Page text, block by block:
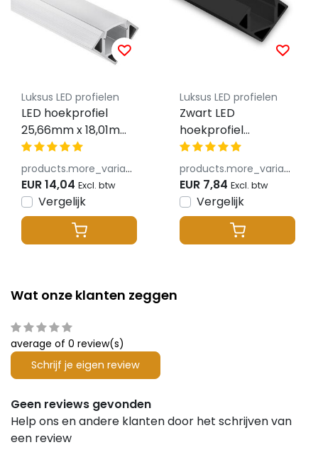
Luksus LED profielen
LED hoekprofiel
25,66mm x 18,01mm
- C23ALU
products.more_variants_available
EUR 14,04 Excl. btw
Vergelijk
Luksus LED profielen
Zwart LED
hoekprofiel
25,66mm x 18,01mm
- C23ZWART
products.more_variants_available
EUR 7,84 Excl. btw
Vergelijk
Wat onze klanten zeggen
average of 0 review(s)
Schrijf je eigen review
Geen reviews gevonden
Help ons en andere klanten door het schrijven van
een review